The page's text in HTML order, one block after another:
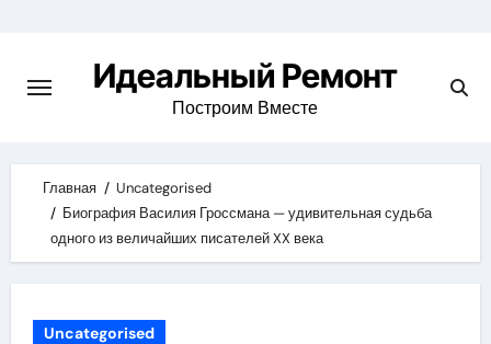
content
Идеальный Ремонт
Построим Вместе
Главная
Uncategorised
Биография Василия Гроссмана — удивительная судьба
одного из величайших писателей XX века
Uncategorised